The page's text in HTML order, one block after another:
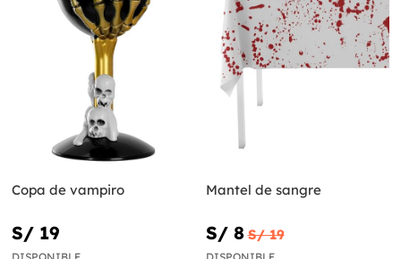
Copa de vampiro
S/ 19
Mantel de sangre
S/ 8 S/ 19